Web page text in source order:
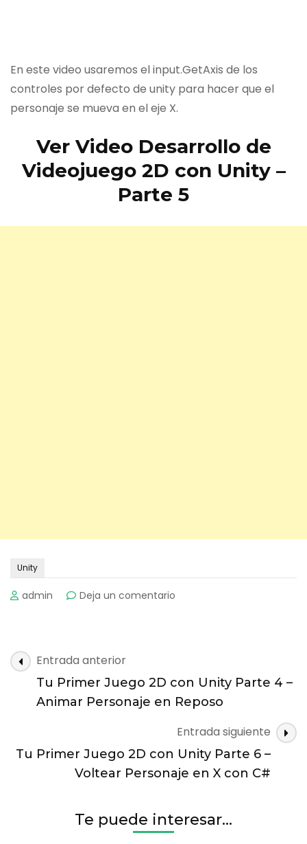
En este video usaremos el input.GetAxis de los
controles por defecto de unity para hacer que el
personaje se mueva en el eje X.
Ver Video Desarrollo de
Videojuego 2D con Unity –
Parte 5
Unity
admin Deja un comentario
Unity
Parte
5
–
Movimiento
en
X
con
Navegación
de
entradas
Entrada anterior
Tu Primer Juego 2D con Unity Parte 4 –
Animar Personaje en Reposo
Entrada siguiente
Tu Primer Juego 2D con Unity Parte 6 –
Voltear Personaje en X con C#
Te puede interesar...